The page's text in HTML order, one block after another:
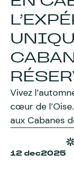
Vivez
cœur de
aux Cabanes
12 dec2025